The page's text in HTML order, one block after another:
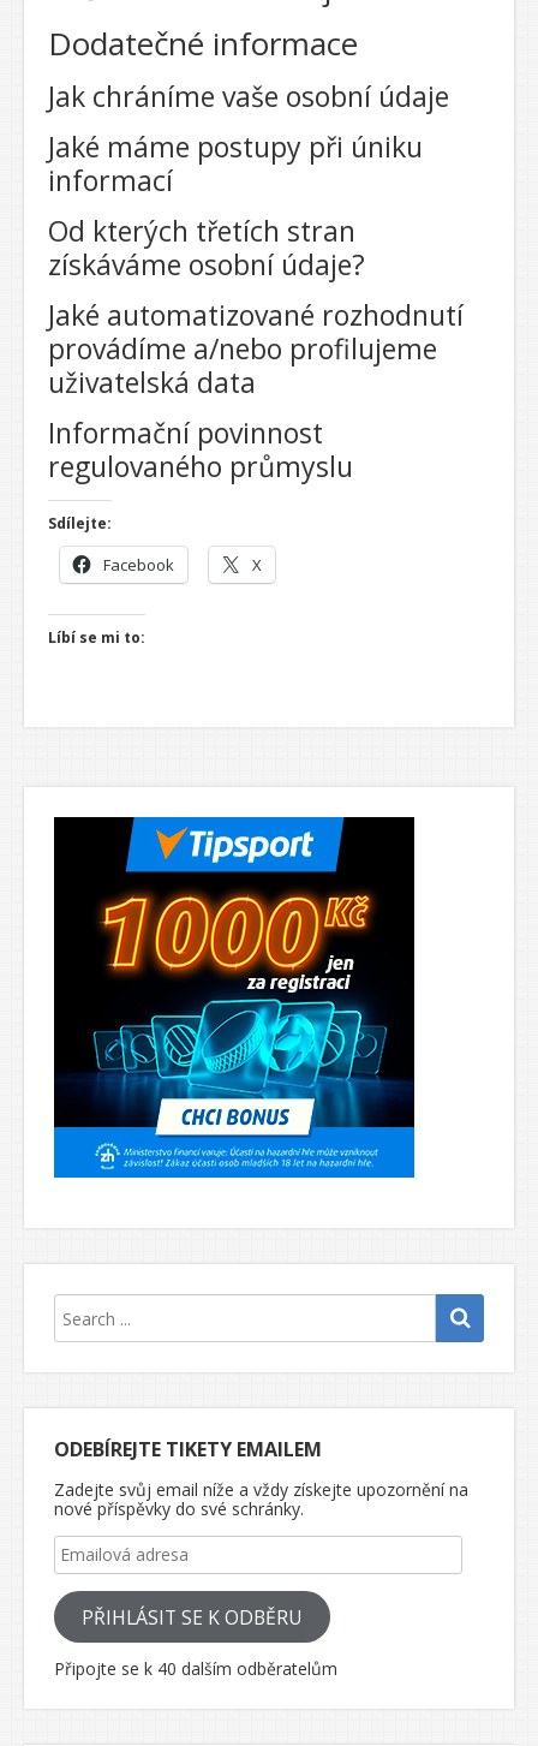
Dodatečné informace
Jak chráníme vaše osobní údaje
Jaké máme postupy při úniku
informací
Od kterých třetích stran
získáváme osobní údaje?
Jaké automatizované rozhodnutí
provádíme a/nebo profilujeme
uživatelská data
Informační povinnost
regulovaného průmyslu
Sdílejte:
Facebook X
Líbí se mi to:
ODEBÍREJTE TIKETY EMAILEM
Zadejte svůj email níže a vždy získejte upozornění na
nové příspěvky do své schránky.
Emailová adresa
PŘIHLÁSIT SE K ODBĚRU
Připojte se k 40 dalším odběratelům